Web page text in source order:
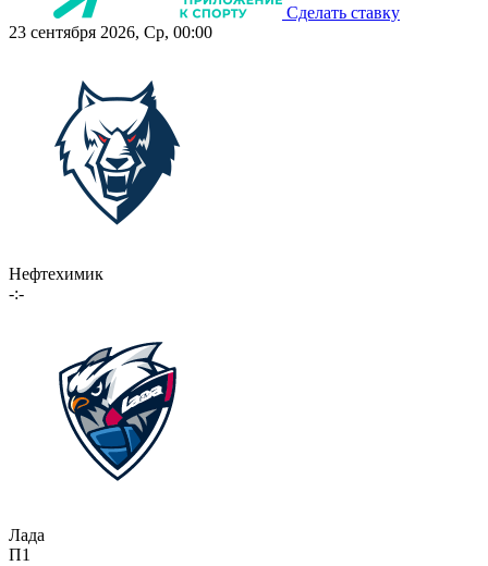
Сделать ставку
23 сентября 2026, Ср, 00:00
Нефтехимик
-:-
Лада
П1